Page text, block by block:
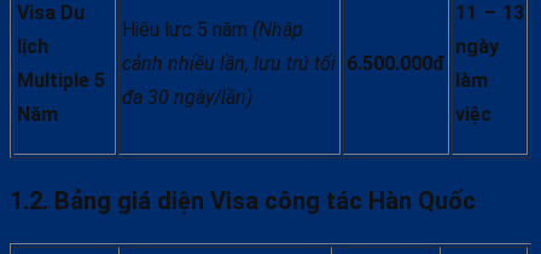
Visa Du
lịch
Multiple 5
Năm
Hiệu lực 5 năm (Nhập
cảnh nhiều lần, lưu trú tối
đa 30 ngày/lần)
6.500.000đ
11 – 13
ngày
làm
việc
1.2. Bảng giá diện Visa công tác Hàn Quốc